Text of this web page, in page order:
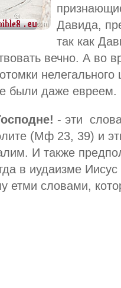
Давида,
так как
вечно. А во
были даже евреем.
- эти
(Мф 23, 39) и
И также
в иудаизме
етми словами,